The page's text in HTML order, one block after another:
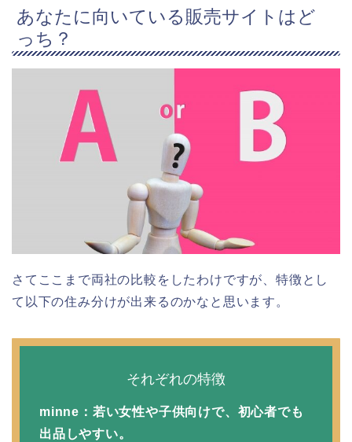
あなたに向いている販売サイトはど
っち？
さてここまで両社の比較をしたわけですが、特徴とし
て以下の住み分けが出来るのかなと思います。
それぞれの特徴
minne：若い女性や子供向けで、初心者でも
出品しやすい。